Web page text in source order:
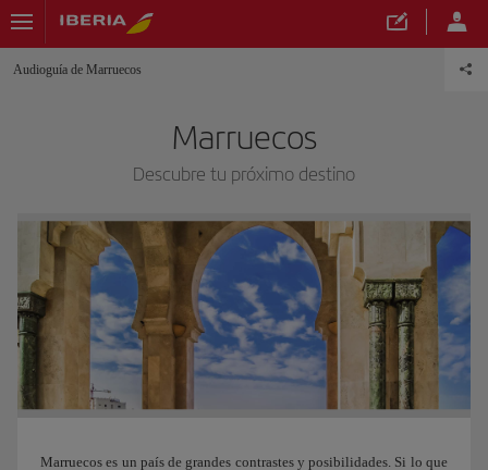
Audioguía de Marruecos
Marruecos
Descubre tu próximo destino
Marruecos es un país de grandes contrastes y posibilidades. Si lo que